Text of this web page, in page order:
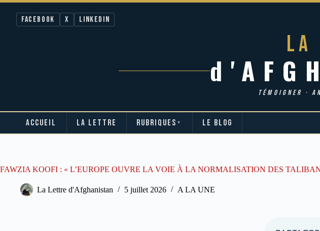
Facebook X LinkedIn
LA
TÉMOIGNER ·
ACCUEIL LA LETTRE RUBRIQUES ▼ LE BLOG
FAWZIA KOOFI : « L’EUROPE OUVRE LA VOIE À LA NORMALISATION DES
La Lettre d'Afghanistan 5 juillet 2026 A LA UNE